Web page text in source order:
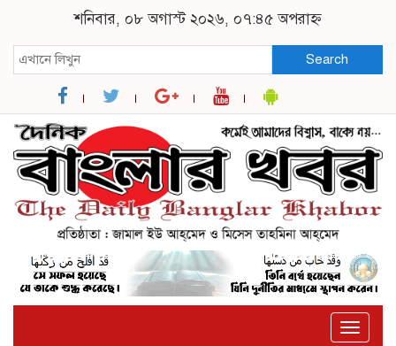
শনিবার, ০৮ অগাস্ট ২০২৬, ০৭:৪৫ অপরাহ্ন
Search
Toggle